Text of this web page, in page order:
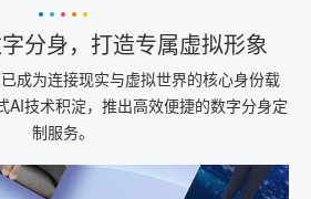
分身，打造专属虚拟形象
成为连接现实与虚拟世界的核心身份载
AI技术积淀，推出高效便捷的数字分身定
制服务。